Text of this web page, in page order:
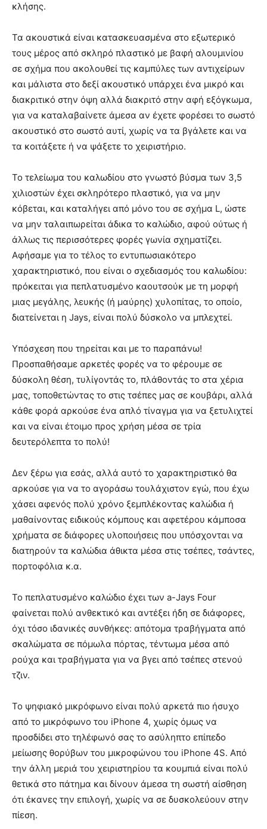
κλήσης.
Τα ακουστικά είναι κατασκευασμένα στο εξωτερικό
τους μέρος από σκληρό πλαστικό με βαφή αλουμινίου
σε σχήμα που ακολουθεί τις καμπύλες των αντιχείρων
και μάλιστα στο δεξί ακουστικό υπάρχει ένα μικρό και
διακριτικό στην όψη αλλά διακριτό στην αφή εξόγκωμα,
για να καταλαβαίνετε άμεσα αν έχετε φορέσει το σωστό
ακουστικό στο σωστό αυτί, χωρίς να τα βγάλετε και να
τα κοιτάξετε ή να ψάξετε το χειριστήριο.
Το τελείωμα του καλωδίου στο γνωστό βύσμα των 3,5
χιλιοστών έχει σκληρότερο πλαστικό, για να μην
κόβεται, και καταλήγει από μόνο του σε σχήμα L, ώστε
να μην ταλαιπωρείται άδικα το καλώδιο, αφού ούτως ή
άλλως τις περισσότερες φορές γωνία σχηματίζει.
Αφήσαμε για το τέλος το εντυπωσιακότερο
χαρακτηριστικό, που είναι ο σχεδιασμός του καλωδίου:
πρόκειται για πεπλατυσμένο καουτσούκ με τη μορφή
μιας μεγάλης, λευκής (ή μαύρης) χυλοπίτας, το οποίο,
διατείνεται η Jays, είναι πολύ δύσκολο να μπλεχτεί.
Υπόσχεση που τηρείται και με το παραπάνω!
Προσπαθήσαμε αρκετές φορές να το φέρουμε σε
δύσκολη θέση, τυλίγοντάς το, πλάθοντάς το στα χέρια
μας, τοποθετώντας το στις τσέπες μας σε κουβάρι, αλλά
κάθε φορά αρκούσε ένα απλό τίναγμα για να ξετυλιχτεί
και να είναι έτοιμο προς χρήση μέσα σε τρία
δευτερόλεπτα το πολύ!
Δεν ξέρω για εσάς, αλλά αυτό το χαρακτηριστικό θα
αρκούσε για να το αγοράσω τουλάχιστον εγώ, που έχω
χάσει αφενός πολύ χρόνο ξεμπλέκοντας καλώδια ή
μαθαίνοντας ειδικούς κόμπους και αφετέρου κάμποσα
χρήματα σε διάφορες υλοποιήσεις που υπόσχονται να
διατηρούν τα καλώδια άθικτα μέσα στις τσέπες, τσάντες,
πορτοφόλια κ.α.
Το πεπλατυσμένο καλώδιο έχει των a-Jays Four
φαίνεται πολύ ανθεκτικό και αντέξει ήδη σε διάφορες,
όχι τόσο ιδανικές συνθήκες: απότομα τραβήγματα από
σκαλώματα σε πόμωλα πόρτας, τέντωμα μέσα από
ρούχα και τραβήγματα για να βγει από τσέπες στενού
τζιν.
Το ψηφιακό μικρόφωνο είναι πολύ αρκετά πιο ήσυχο
από το μικρόφωνο του iPhone 4, χωρίς όμως να
προσδίδει στο τηλέφωνό σας το ασύληπτο επίπεδο
μείωσης θορύβων του μικροφώνου του iPhone 4S. Από
την άλλη μεριά του χειριστηρίου τα κουμπιά είναι πολύ
θετικά στο πάτημα και δίνουν άμεσα τη σωστή αίσθηση
ότι έκανες την επιλογή, χωρίς να σε δυσκολεύουν στην
πίεση.